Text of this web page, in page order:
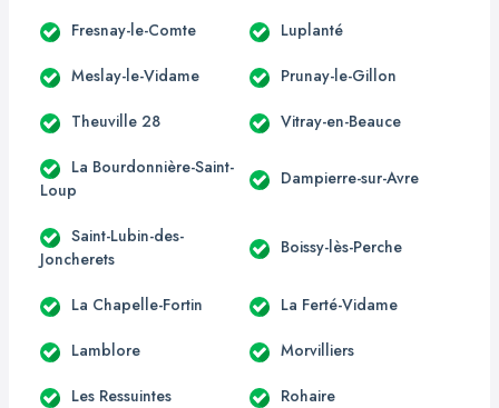
Fresnay-le-Comte Luplanté
Meslay-le-Vidame Prunay-le-Gillon
Theuville 28 Vitray-en-Beauce
La Bourdonnière-Saint-
Loup
Dampierre-sur-Avre
Saint-Lubin-des-
Joncherets
Boissy-lès-Perche
La Chapelle-Fortin La Ferté-Vidame
Lamblore Morvilliers
Les Ressuintes Rohaire